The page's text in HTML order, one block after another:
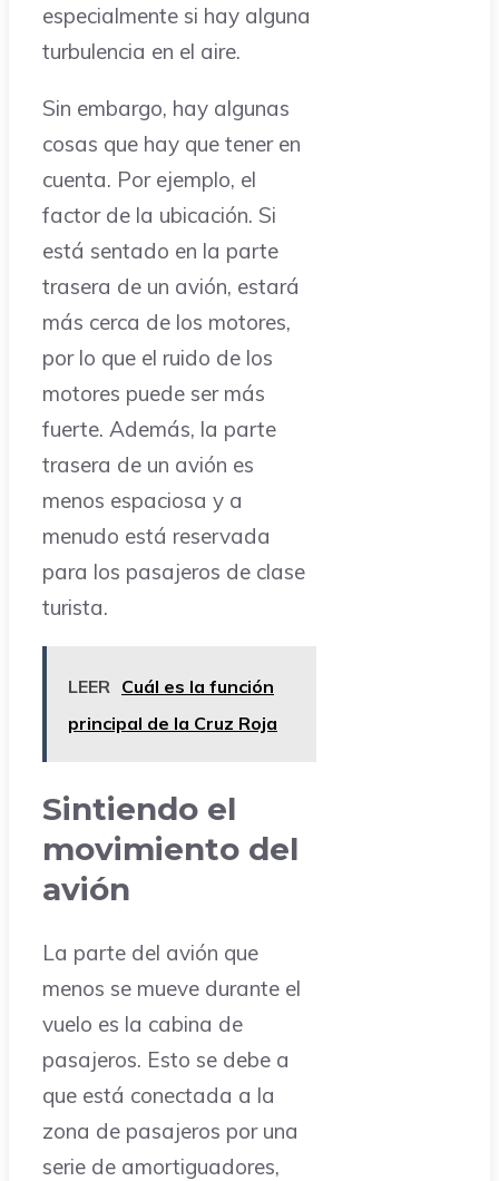
especialmente si hay alguna
turbulencia en el aire.
Sin embargo, hay algunas
cosas que hay que tener en
cuenta. Por ejemplo, el
factor de la ubicación. Si
está sentado en la parte
trasera de un avión, estará
más cerca de los motores,
por lo que el ruido de los
motores puede ser más
fuerte. Además, la parte
trasera de un avión es
menos espaciosa y a
menudo está reservada
para los pasajeros de clase
turista.
LEER Cuál es la función
principal de la Cruz Roja
Sintiendo el
movimiento del
avión
La parte del avión que
menos se mueve durante el
vuelo es la cabina de
pasajeros. Esto se debe a
que está conectada a la
zona de pasajeros por una
serie de amortiguadores,